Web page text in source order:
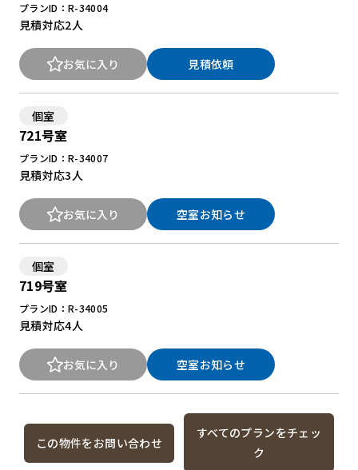
プランID：R-34004
見積対応2人
お気に入り 見積依頼
個室
721号室
プランID：R-34007
見積対応3人
お気に入り 空室お知らせ
個室
719号室
プランID：R-34005
見積対応4人
お気に入り 空室お知らせ
この物件をお問い合わせ
すべてのプランをチェッ
ク